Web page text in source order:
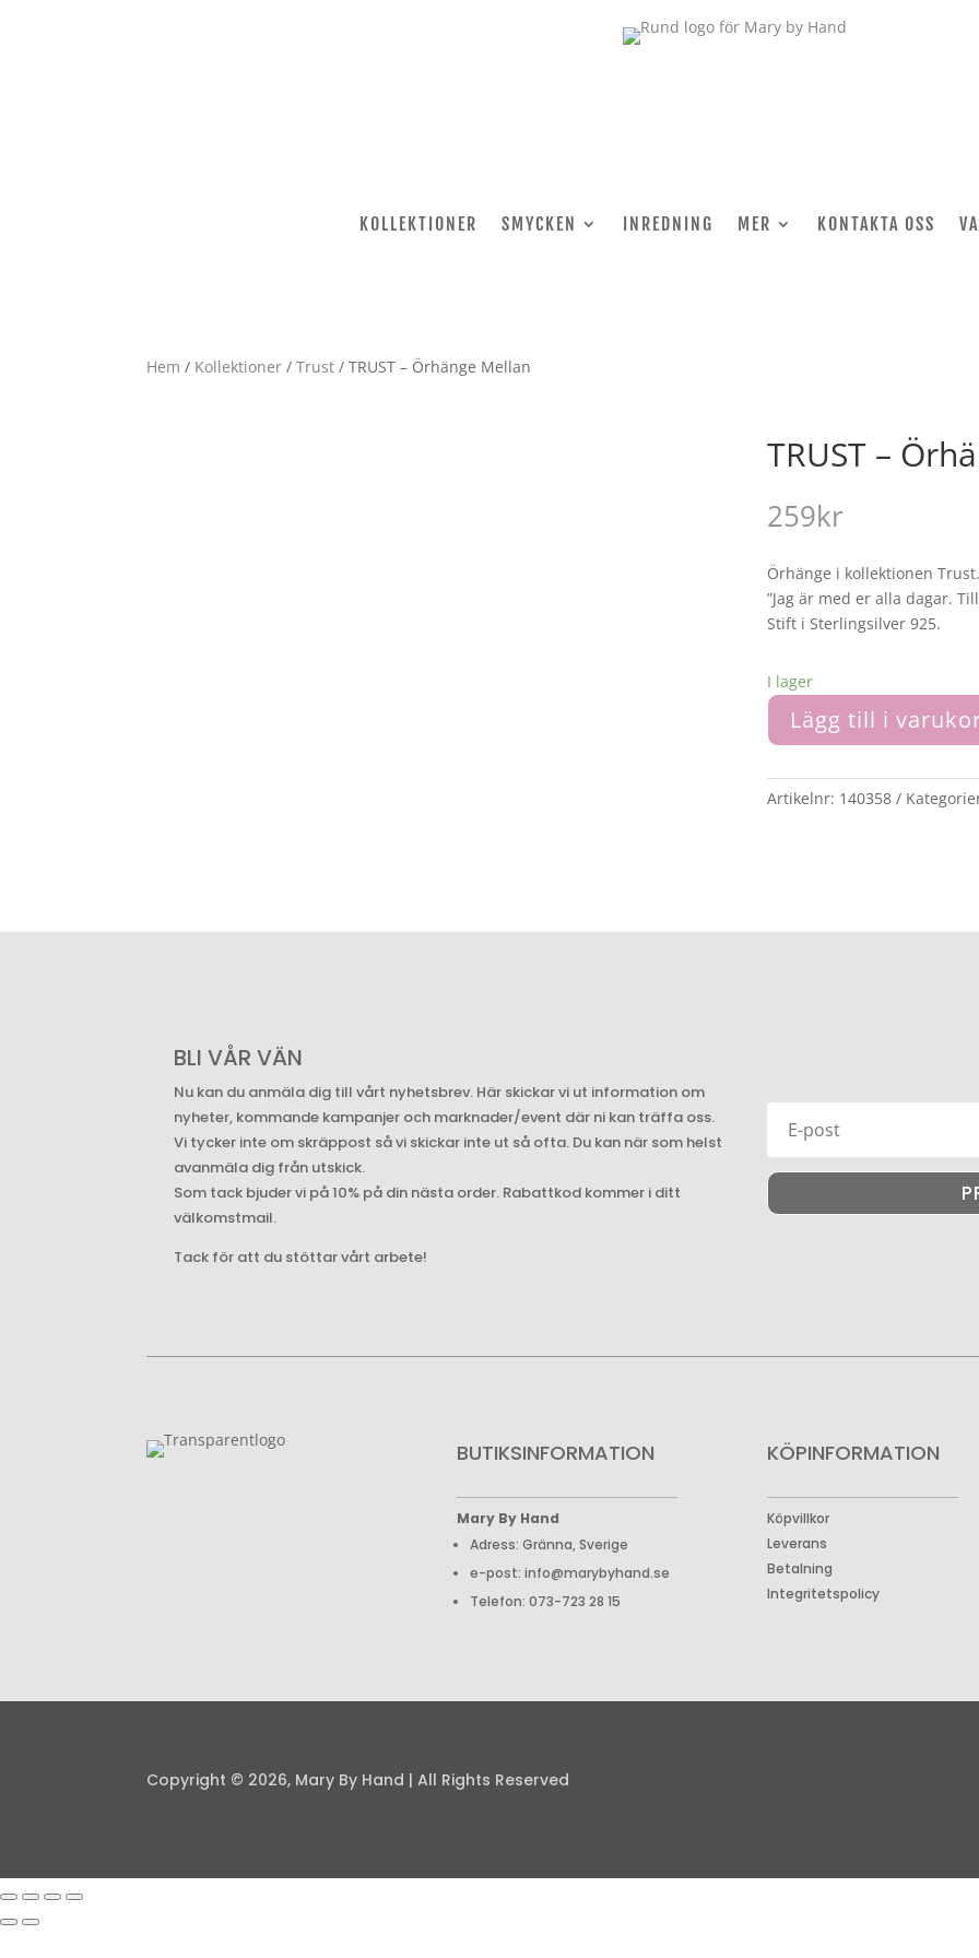
KOLLEKTIONER SMYCKEN INREDNING MER KONTAKTA OSS
Hem / Kollektioner /Trust / TRUST – Örhänge Mellan
TRUST –
259kr
Örhänge i kollektionen Trust.
”Jag är med er alla dagar.
Stift i Sterlingsilver 925.
I lager
Lägg till i
Artikelnr: 140358
BLI VÅR VÄN
Nu kan du anmäla dig till vårt nyhetsbrev. Här skickar vi ut information om
nyheter, kommande kampanjer och marknader/event där ni kan träffa oss.
Vi tycker inte om skräppost så vi skickar inte ut så ofta. Du kan när som helst
avanmäla dig från utskick.
Som tack bjuder vi på 10% på din nästa order. Rabattkod kommer i ditt
välkomstmail.
Tack för att du stöttar vårt arbete!
BUTIKSINFORMATION
Mary By Hand
Adress: Gränna, Sverige
e-post: info@marybyhand.se
Telefon: 073-723 28 15
KÖPINFORMATION
Köpvillkor
Leverans
Betalning
Integritetspolicy
Copyright © 2026, Mary By Hand | All Rights Reserved